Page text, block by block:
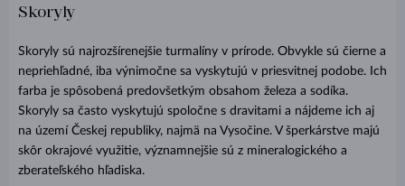
Skoryly
Skoryly sú najrozšírenejšie turmalíny v prírode. Obvykle sú čierne a
nepriehľadné, iba výnimočne sa vyskytujú v priesvitnej podobe. Ich
farba je spôsobená predovšetkým obsahom železa a sodíka.
Skoryly sa často vyskytujú spoločne s dravitami a nájdeme ich aj
na území Českej republiky, najmä na Vysočine. V šperkárstve majú
skôr okrajové využitie, významnejšie sú z mineralogického a
zberateľského hľadiska.